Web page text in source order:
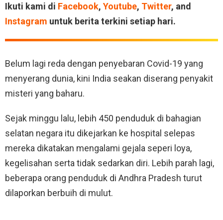
Ikuti kami di Facebook, Youtube, Twitter, and
Instagram untuk berita terkini setiap hari.
Belum lagi reda dengan penyebaran Covid-19 yang
menyerang dunia, kini India seakan diserang penyakit
misteri yang baharu.
Sejak minggu lalu, lebih 450 penduduk di bahagian
selatan negara itu dikejarkan ke hospital selepas
mereka dikatakan mengalami gejala seperi loya,
kegelisahan serta tidak sedarkan diri. Lebih parah lagi,
beberapa orang penduduk di Andhra Pradesh turut
dilaporkan berbuih di mulut.